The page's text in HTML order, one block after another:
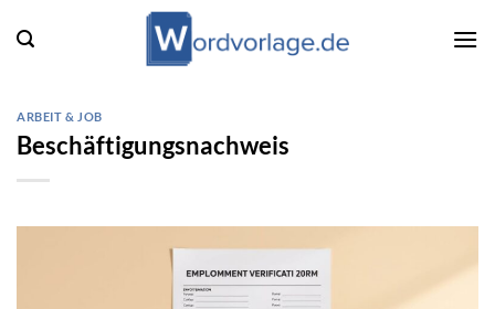
Inhalt
ARBEIT & JOB
Beschäftigungsnachweis